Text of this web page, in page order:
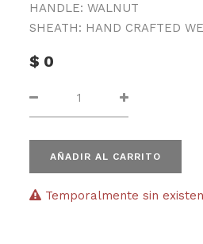
HANDLE: WALNUT
SHEATH: HAND CRAFTED
$ 0
AÑADIR AL CARRITO
Temporalmente sin